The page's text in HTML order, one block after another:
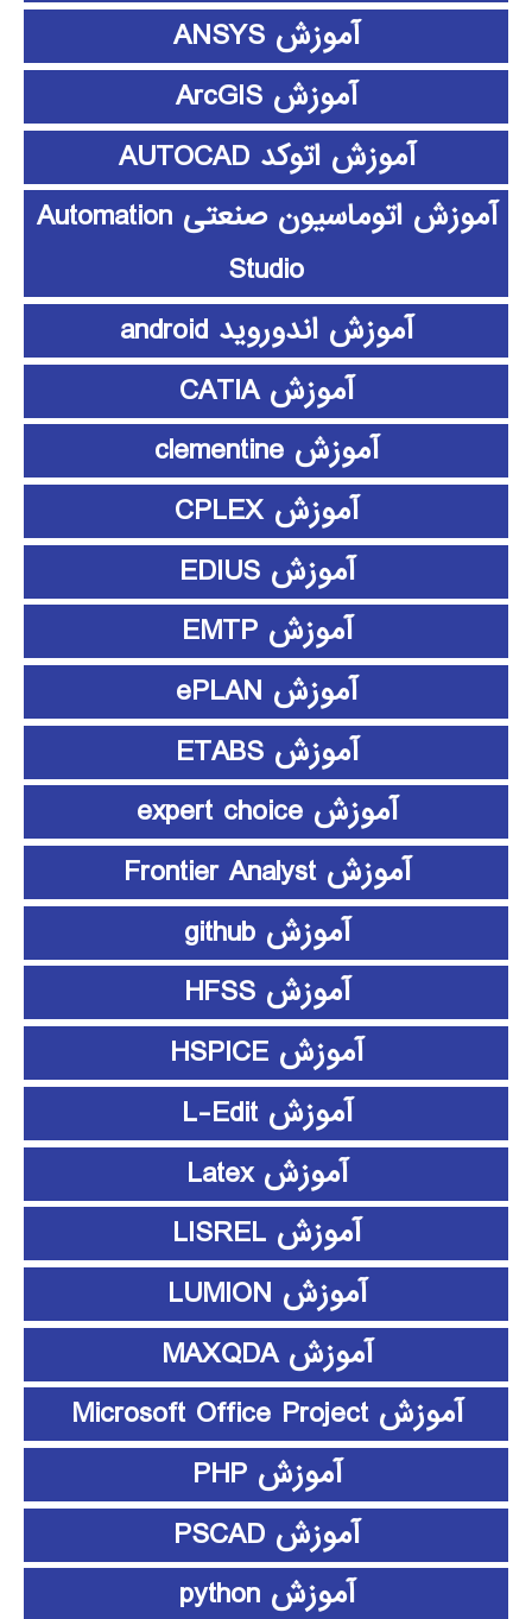
آموزش ANSYS
آموزش ArcGIS
آموزش اتوکد AUTOCAD
آموزش اتوماسیون صنعتی Automation
Studio
آموزش اندوروید android
آموزش CATIA
آموزش clementine
آموزش CPLEX
آموزش EDIUS
آموزش EMTP
آموزش ePLAN
آموزش ETABS
آموزش expert choice
آموزش Frontier Analyst
آموزش github
آموزش HFSS
آموزش HSPICE
آموزش L-Edit
آموزش Latex
آموزش LISREL
آموزش LUMION
آموزش MAXQDA
آموزش Microsoft Office Project
آموزش PHP
آموزش PSCAD
آموزش python